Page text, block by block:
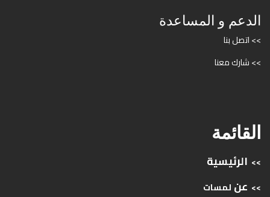
الدعم و المساعدة
>> اتصل بنا
>> شارك معنا
القائمة
>> الرئيسية
>> عن لمسات